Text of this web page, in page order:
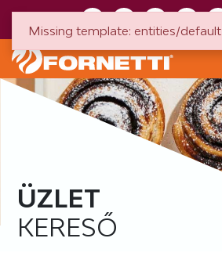
ÜZLET
KERESŐ
Missing template: entities/default